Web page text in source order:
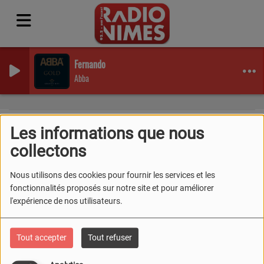
Les informations que nous
collectons
Nous utilisons des cookies pour fournir les services et les
fonctionnalités proposés sur notre site et pour améliorer
l'expérience de nos utilisateurs.
Tout accepter Tout refuser
Fernando
Abba